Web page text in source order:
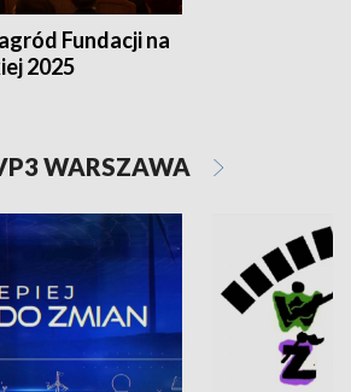
Fundacji na
2025
WARSZAWA